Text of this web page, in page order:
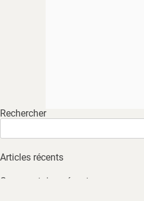
Rechercher
Articles récents
Commentaires récents